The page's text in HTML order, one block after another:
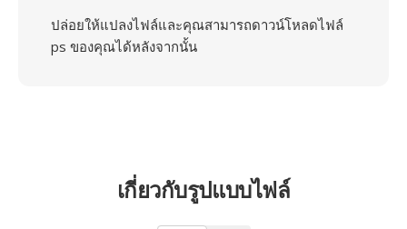
ปล่อยให้แปลงไฟล์และคุณสามารถดาวน์โหลดไฟล์
ps ของคุณได้หลังจากนั้น
เกี่ยวกับรูปแบบไฟล์